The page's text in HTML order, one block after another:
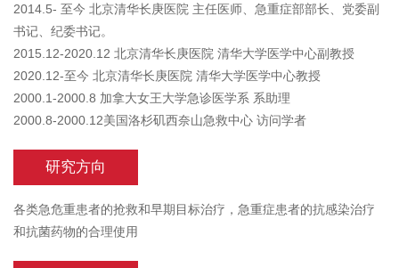
2014.5- 至今 北京清华长庚医院 主任医师、急重症部部长、党委副
书记、纪委书记。
2015.12-2020.12 北京清华长庚医院 清华大学医学中心副教授
2020.12-至今 北京清华长庚医院 清华大学医学中心教授
2000.1-2000.8 加拿大女王大学急诊医学系 系助理
2000.8-2000.12美国洛杉矶西奈山急救中心 访问学者
研究方向
各类急危重患者的抢救和早期目标治疗，急重症患者的抗感染治疗
和抗菌药物的合理使用